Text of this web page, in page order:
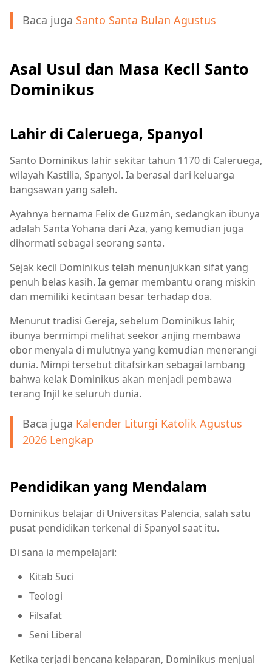
Baca juga Santo Santa Bulan Agustus
Asal Usul dan Masa Kecil Santo
Dominikus
Lahir di Caleruega, Spanyol
Santo Dominikus lahir sekitar tahun 1170 di Caleruega,
wilayah Kastilia, Spanyol. Ia berasal dari keluarga
bangsawan yang saleh.
Ayahnya bernama Felix de Guzmán, sedangkan ibunya
adalah Santa Yohana dari Aza, yang kemudian juga
dihormati sebagai seorang santa.
Sejak kecil Dominikus telah menunjukkan sifat yang
penuh belas kasih. Ia gemar membantu orang miskin
dan memiliki kecintaan besar terhadap doa.
Menurut tradisi Gereja, sebelum Dominikus lahir,
ibunya bermimpi melihat seekor anjing membawa
obor menyala di mulutnya yang kemudian menerangi
dunia. Mimpi tersebut ditafsirkan sebagai lambang
bahwa kelak Dominikus akan menjadi pembawa
terang Injil ke seluruh dunia.
Baca juga Kalender Liturgi Katolik Agustus
2026 Lengkap
Pendidikan yang Mendalam
Dominikus belajar di Universitas Palencia, salah satu
pusat pendidikan terkenal di Spanyol saat itu.
Di sana ia mempelajari:
Kitab Suci
Teologi
Filsafat
Seni Liberal
Ketika terjadi bencana kelaparan, Dominikus menjual